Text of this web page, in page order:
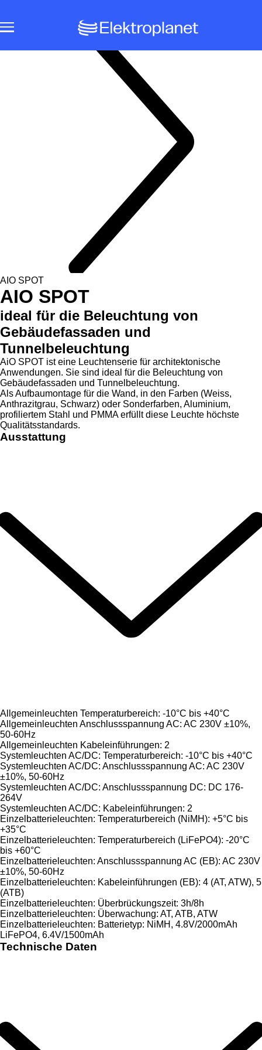
AIO SPOT
AIO SPOT
ideal für die Beleuchtung von
Gebäudefassaden und
Tunnelbeleuchtung
AiO SPOT ist eine Leuchtenserie für architektonische
Anwendungen. Sie sind ideal für die Beleuchtung von
Gebäudefassaden und Tunnelbeleuchtung.
Als Aufbaumontage für die Wand, in den Farben (Weiss,
Anthrazitgrau, Schwarz) oder Sonderfarben, Aluminium,
profiliertem Stahl und PMMA erfüllt diese Leuchte höchste
Qualitätsstandards.
Ausstattung
Allgemeinleuchten Temperaturbereich: -10°C bis +40°C
Allgemeinleuchten Anschlussspannung AC: AC 230V ±10%,
50-60Hz
Allgemeinleuchten Kabeleinführungen: 2
Systemleuchten AC/DC: Temperaturbereich: -10°C bis +40°C
Systemleuchten AC/DC: Anschlussspannung AC: AC 230V
±10%, 50-60Hz
Systemleuchten AC/DC: Anschlussspannung DC: DC 176-
264V
Systemleuchten AC/DC: Kabeleinführungen: 2
Einzelbatterieleuchten: Temperaturbereich (NiMH): +5°C bis
+35°C
Einzelbatterieleuchten: Temperaturbereich (LiFePO4): -20°C
bis +60°C
Einzelbatterieleuchten: Anschlussspannung AC (EB): AC 230V
±10%, 50-60Hz
Einzelbatterieleuchten: Kabeleinführungen (EB): 4 (AT, ATW), 5
(ATB)
Einzelbatterieleuchten: Überbrückungszeit: 3h/8h
Einzelbatterieleuchten: Überwachung: AT, ATB, ATW
Einzelbatterieleuchten: Batterietyp: NiMH, 4.8V/2000mAh
LiFePO4, 6.4V/1500mAh
Technische Daten